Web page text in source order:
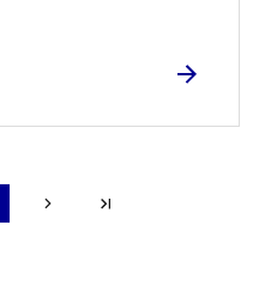
Page suivante